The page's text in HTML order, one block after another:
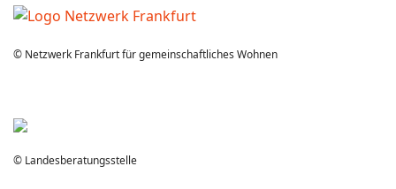
© Netzwerk Frankfurt für gemeinschaftliches Wohnen
© Landesberatungsstelle